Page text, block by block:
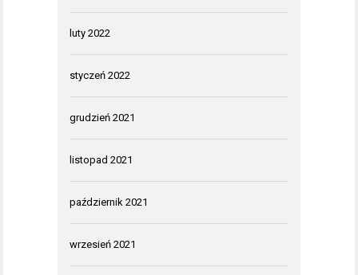
luty 2022
styczeń 2022
grudzień 2021
listopad 2021
październik 2021
wrzesień 2021